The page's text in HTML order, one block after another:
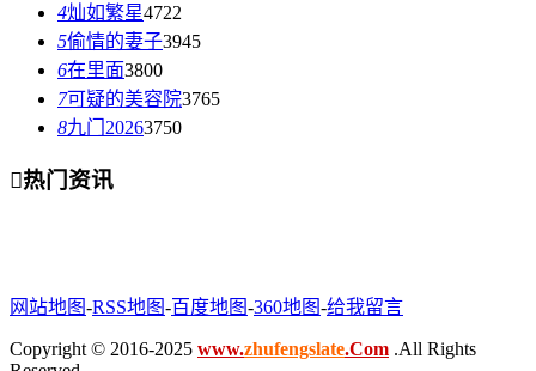
4灿如繁星4722
5偷情的妻子3945
6在里面3800
7可疑的美容院3765
8九门20263750
热门资讯
网站地图-RSS地图-百度地图-360地图-给我留言
Copyright © 2016-2025 www.zhufengslate.Com .All Rights